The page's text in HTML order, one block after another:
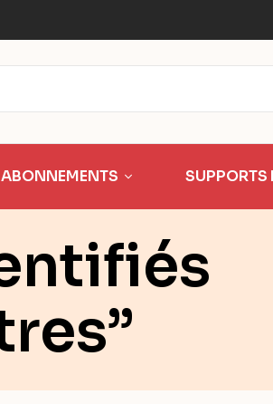
ABONNEMENTS SUPPORTS